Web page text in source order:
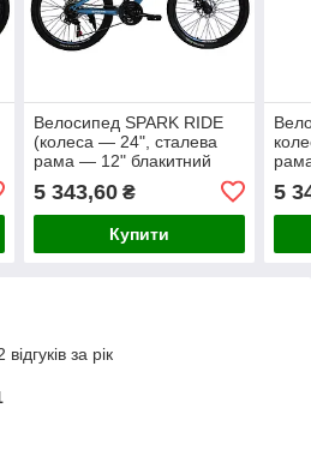
Велосипед SPARK RIDE
(колеса — 24", сталева
рама — 12" блакитний
Новою Поштою)
5 343,60₴
Купити
5
за рік